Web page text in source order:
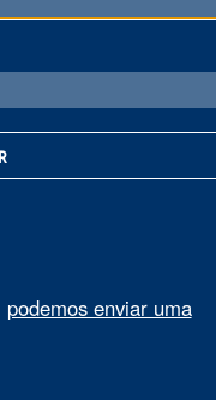
podemos enviar uma